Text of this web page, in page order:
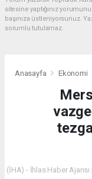
sitesine yaptığınız
başınıza üstleniyorsunuz.
sorumlu tutulamaz.
Anasayfa Ekonomi
(İHA) - İhlas Haber